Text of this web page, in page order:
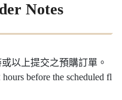
Notes
以上提交之預購訂單。
before the scheduled fl